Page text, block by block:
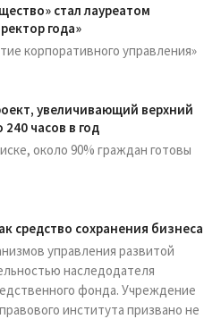
стал лауреатом
года»
корпоративного управления»
увеличивающий верхний
часов в год
около 90% граждан готовы
средство сохранения бизнеса
управления развитой
наследодателя
фонда. Учреждение
института призвано не